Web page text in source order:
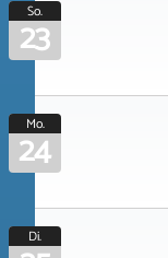
So.
23
Mo.
24
Di.